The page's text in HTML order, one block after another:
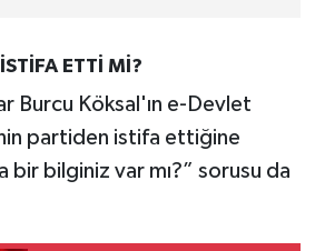
ETTİ Mİ?
Burcu Köksal'ın e-Devlet
partiden istifa ettiğine
bir bilginiz var mı?” sorusu da